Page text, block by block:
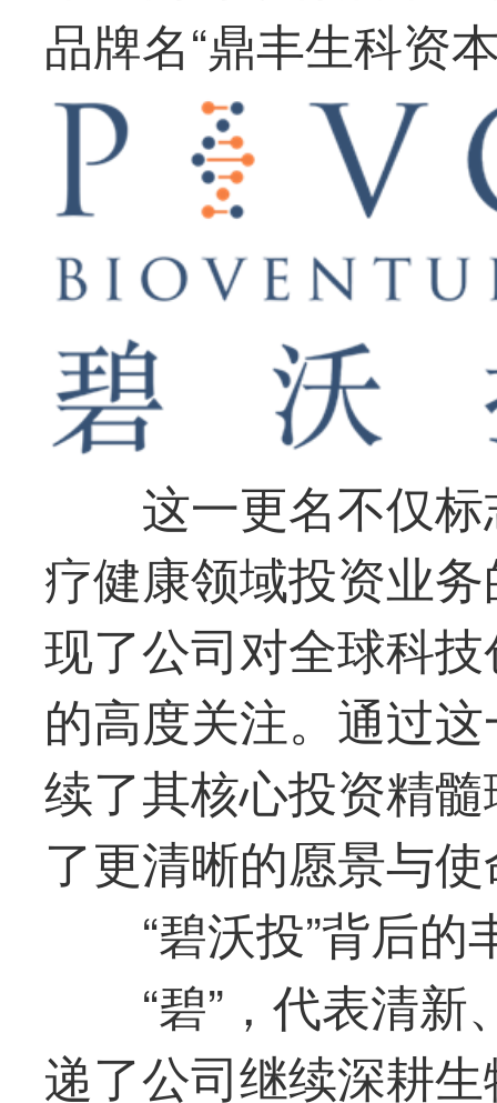
品牌名“鼎丰生科资
这一更名不仅
疗健康领域投资业
现了公司对全球科
的高度关注。通过
续了其核心投资精
了更清晰的愿景与
“碧沃投”背后
“碧”，代表清
递了公司继续深耕